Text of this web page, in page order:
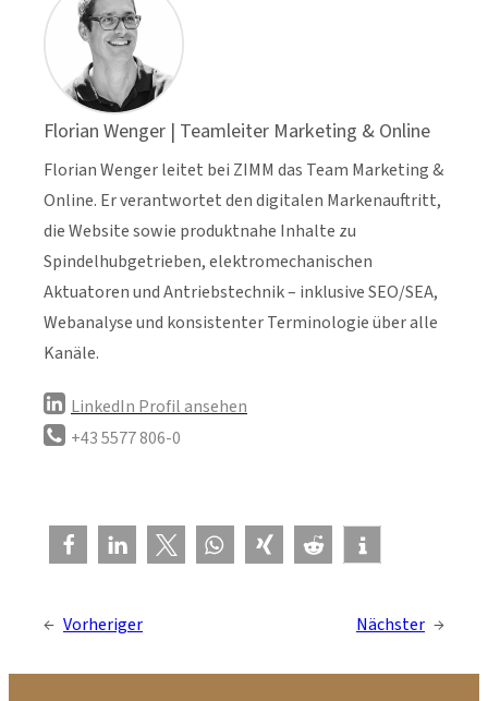
Florian Wenger | Teamleiter Marketing & Online
Florian Wenger leitet bei ZIMM das Team Marketing &
Online. Er verantwortet den digitalen Markenauftritt,
die Website sowie produktnahe Inhalte zu
Spindelhubgetrieben, elektromechanischen
Aktuatoren und Antriebstechnik – inklusive SEO/SEA,
Webanalyse und konsistenter Terminologie über alle
Kanäle.
LinkedIn Profil ansehen
+43 5577 806-0
← Vorheriger Nächster →